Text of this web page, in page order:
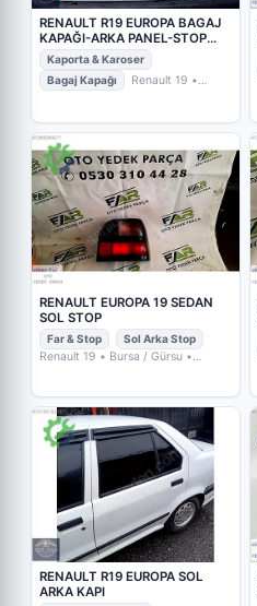
RENAULT R19 EUROPA BAGAJ
KAPAĞI-ARKA PANEL-STOP
TAKIMI
Kaporta & Karoser
Bagaj Kapağı
Renault 19 •
RENAULT EUROPA 19 SEDAN
SOL STOP
Far & Stop Sol Arka Stop
Renault 19 • Bursa / Gürsu •
RENAULT R19 EUROPA SOL
ARKA KAPI